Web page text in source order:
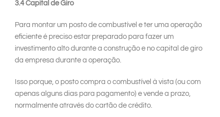
3.4 Capital de Giro
Para montar um posto de combustível e ter uma operação
eficiente é preciso estar preparado para fazer um
investimento alto durante a construção e no capital de giro
da empresa durante a operação.
Isso porque, o posto compra o combustível à vista (ou com
apenas alguns dias para pagamento) e vende a prazo,
normalmente através do cartão de crédito.